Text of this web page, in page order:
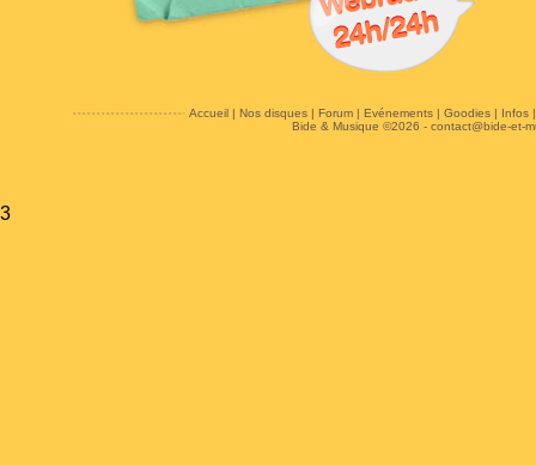
Accueil| Nos disques| Forum| Evénements| Goodies| Infos
Bide & Musique ©2026 - contact@bide-et-
3